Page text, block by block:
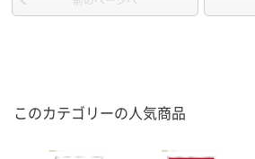
このカテゴリーの人気商品